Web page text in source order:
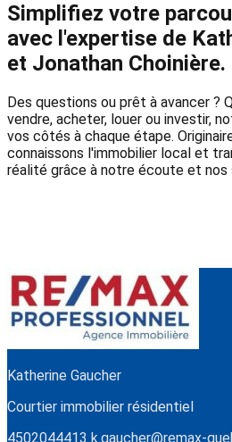
Simplifiez votre
avec l'expertise de
et Jonathan Choinière.
Des questions ou prêt à avancer ?
vendre, acheter, louer ou investir,
vos côtés à chaque étape.
connaissons l'immobilier local et
réalité grâce à notre écoute et nos
Katherine Gaucher
Courtier immobilier résidentiel
4502044413 k.gaucher@remax-